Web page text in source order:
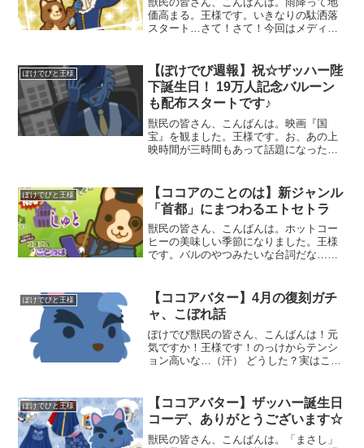
価高まる。王様です。いきなりの駄洒落
スタート…さて！さて！今回はメディア
に、『ココアの桃太郎たいぴんぐ』と
『ぽけでびココアバター』
ぽけでびと王様
【ぽけでび週報】祝☆ザッハー陛
下誕生日！ 19万人記念バルーン
も配布スタートです♪
獣民の皆さん、こんばんは。映画『国
宝』を観ました。王様です。お、あの上
映時間が三時間もあって話題になったや
よ！！先週の更新ポイント・ザッハー国
王誕生日！・19万人記念バル
ぽけでびと王様
【ココアのことのは】新ジャンル
「首都」にまつわるエトセトラ
獣民の皆さん、こんばんは。ホットコー
ヒーの美味しい季節になりました。王様
です。バルのやつみたいな台詞だな…ま
す）さて！さて！11月から登場しました
『ココアのことのは』の新
ぽけでびと王様
【ココアバター】4月の復刻ガチ
ャ、こぼれ話
ぽけでび獣民の皆さん、こんばんは！元
気ですか！王様です！のっけからテンシ
ョン高いな…（汗） どうした？実はこの
すが…そう言えばそうだったな思い切っ
て病院に行って、出され
ぽけでびと王様
【ココアバター】ザッハー誕生日
コーデ、ありがとうございます☆
獣民の皆さん、こんばんは。「まさし」